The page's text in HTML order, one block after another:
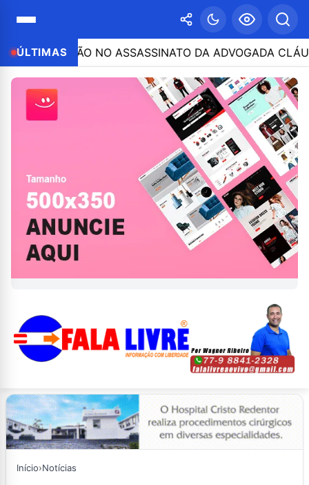
ÚLTIMAS
NO ASSASSINATO DA ADVOGADA CLÁUDIA FÉLIX;
Início›Notícias